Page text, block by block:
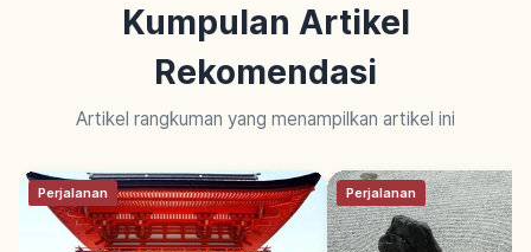
Kumpulan Artikel
Rekomendasi
Artikel rangkuman yang menampilkan artikel ini
Perjalanan Perjalanan